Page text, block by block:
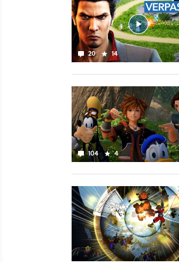
20 14
104 4